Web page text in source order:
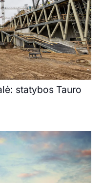
statybos Tauro